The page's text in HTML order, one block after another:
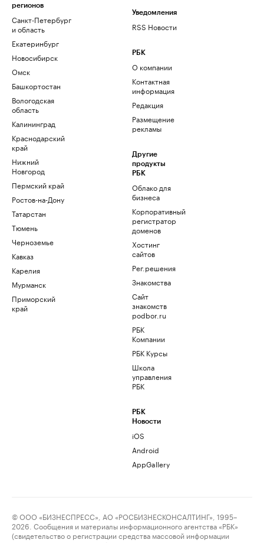
регионов
Санкт-Петербург
и область
Екатеринбург
Новосибирск
Омск
Башкортостан
Вологодская
область
Калининград
Краснодарский
край
Нижний
Новгород
Пермский край
Ростов-на-Дону
Татарстан
Тюмень
Черноземье
Кавказ
Карелия
Мурманск
Приморский
край
Уведомления
RSS Новости
РБК
О компании
Контактная
информация
Редакция
Размещение
рекламы
Другие
продукты
РБК
Облако для
бизнеса
Корпоративный
регистратор
доменов
Хостинг
сайтов
Рег.решения
Знакомства
Сайт
знакомств
podbor.ru
РБК
Компании
РБК Курсы
Школа
управления
РБК
РБК
Новости
iOS
Android
AppGallery
© ООО «БИЗНЕСПРЕСС», АО «РОСБИЗНЕСКОНСАЛТИНГ», 1995–
2026. Сообщения и материалы информационного агентства «РБК»
(свидетельство о регистрации средства массовой информации